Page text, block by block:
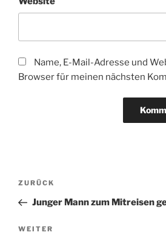
Name, E-Mail-Adresse und
Browser für meinen nächsten
Beitragsnavigation
Vorheriger
Beitrag
ZURÜCK
Junger Mann zum Mitreisen
Nächster
WEITER